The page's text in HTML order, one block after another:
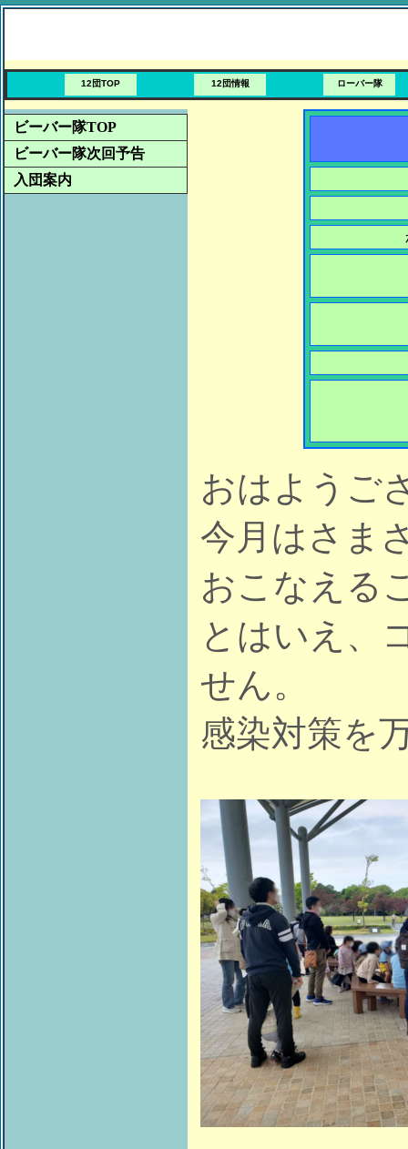
12団TOP 12団情報 ローバー隊
ビーバー隊TOP
ビーバー隊次回予告
入団案内
おはようご
今月はさま
おこなえる
とはいえ、
せん。
感染対策を